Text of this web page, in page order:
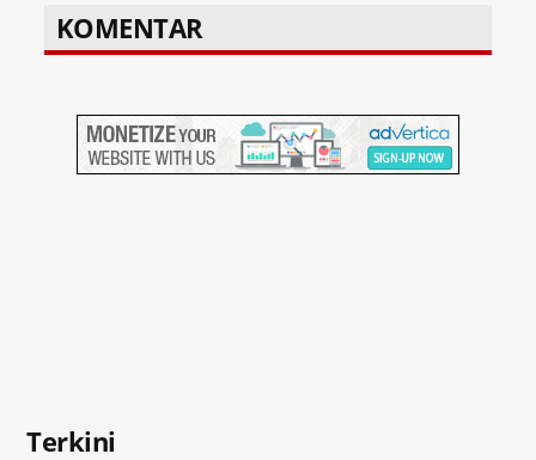
KOMENTAR
Terkini